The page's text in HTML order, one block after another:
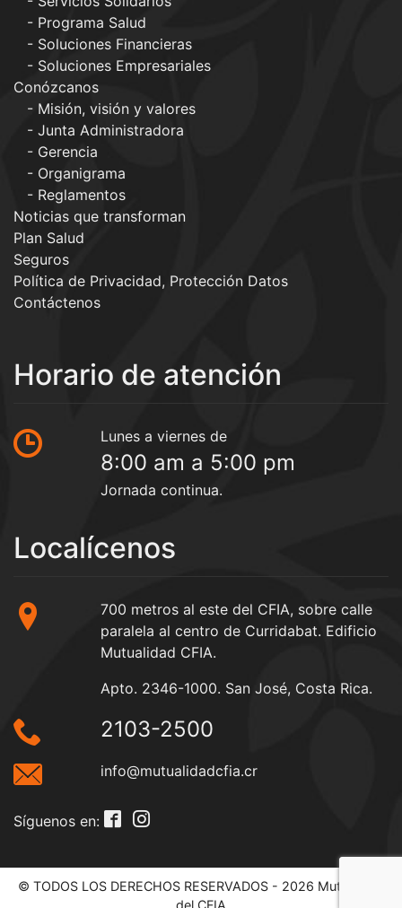
Programa Salud
Soluciones Financieras
Soluciones Empresariales
Conózcanos
Misión, visión y valores
Junta Administradora
Gerencia
Organigrama
Reglamentos
Noticias que transforman
Plan Salud
Seguros
Política de Privacidad, Protección Datos
Contáctenos
Horario de atención
Lunes a viernes de
8:00 am a 5:00 pm
Jornada continua.
Localícenos
700 metros al este del CFIA, sobre calle
paralela al centro de Curridabat. Edificio
Mutualidad CFIA.
Apto. 2346-1000. San José, Costa Rica.
2103-2500
info@mutualidadcfia.cr
Síguenos en:
© TODOS LOS DERECHOS RESERVADOS - 2026 Mutualidad
del CFIA